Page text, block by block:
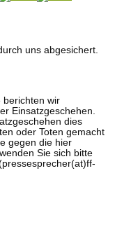
uns abgesichert.
berichten wir
Einsatzgeschehen.
dies
oder Toten gemacht
gegen die hier
Sie sich bitte